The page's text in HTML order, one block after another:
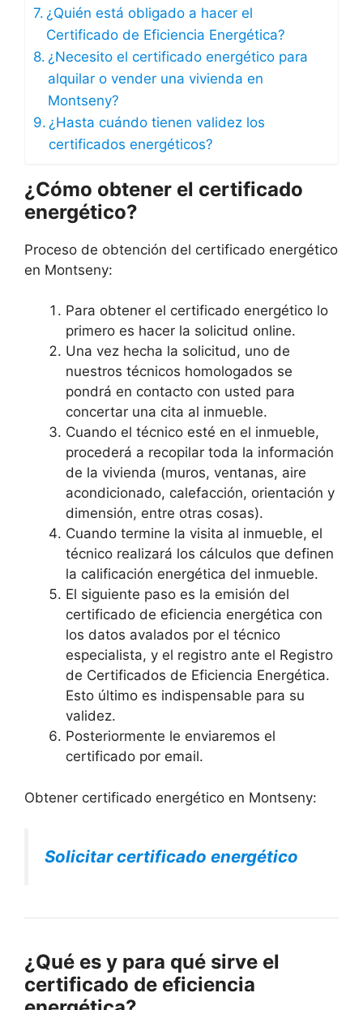
¿Quién está obligado a hacer el
Certificado de Eficiencia Energética?
¿Necesito el certificado energético para
alquilar o vender una vivienda en
Montseny?
¿Hasta cuándo tienen validez los
certificados energéticos?
¿Cómo obtener el certificado
energético?
Proceso de obtención del certificado energético
en Montseny:
Para obtener el certificado energético lo
primero es hacer la solicitud online.
Una vez hecha la solicitud, uno de
nuestros técnicos homologados se
pondrá en contacto con usted para
concertar una cita al inmueble.
Cuando el técnico esté en el inmueble,
procederá a recopilar toda la información
de la vivienda (muros, ventanas, aire
acondicionado, calefacción, orientación y
dimensión, entre otras cosas).
Cuando termine la visita al inmueble, el
técnico realizará los cálculos que definen
la calificación energética del inmueble.
El siguiente paso es la emisión del
certificado de eficiencia energética con
los datos avalados por el técnico
especialista, y el registro ante el Registro
de Certificados de Eficiencia Energética.
Esto último es indispensable para su
validez.
Posteriormente le enviaremos el
certificado por email.
Obtener certificado energético en Montseny:
Solicitar certificado energético
¿Qué es y para qué sirve el
certificado de eficiencia